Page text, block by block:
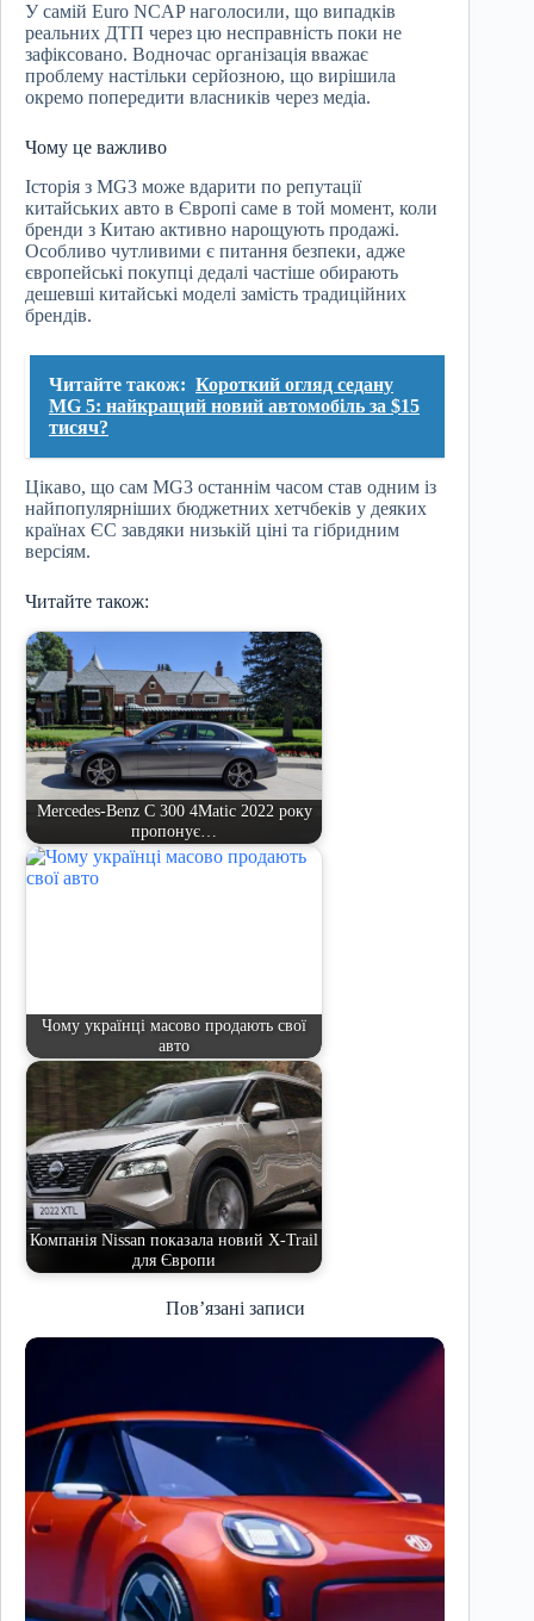
У самій Euro NCAP наголосили, що випадків
реальних ДТП через цю несправність поки не
зафіксовано. Водночас організація вважає
проблему настільки серйозною, що вирішила
окремо попередити власників через медіа.
Чому це важливо
Історія з MG3 може вдарити по репутації
китайських авто в Європі саме в той момент, коли
бренди з Китаю активно нарощують продажі.
Особливо чутливими є питання безпеки, адже
європейські покупці дедалі частіше обирають
дешевші китайські моделі замість традиційних
брендів.
Читайте також: Короткий огляд седану
MG 5: найкращий новий автомобіль за $15
тисяч?
Цікаво, що сам MG3 останнім часом став одним із
найпопулярніших бюджетних хетчбеків у деяких
країнах ЄС завдяки низькій ціні та гібридним
версіям.
Читайте також:
Mercedes-Benz C 300 4Matic 2022 року
пропонує…
Чому українці масово продають свої
авто
Компанія Nissan показала новий X-Trail
для Європи
Пов’язані записи